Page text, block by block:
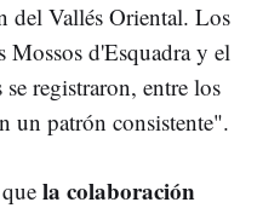
del Vallés Oriental. Los
Mossos d'Esquadra y el
registraron, entre los
un patrón consistente".
la colaboración